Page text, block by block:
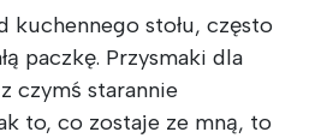
kuchennego stołu, często
paczkę. Przysmaki dla
z czymś starannie
to, co zostaje ze mną, to